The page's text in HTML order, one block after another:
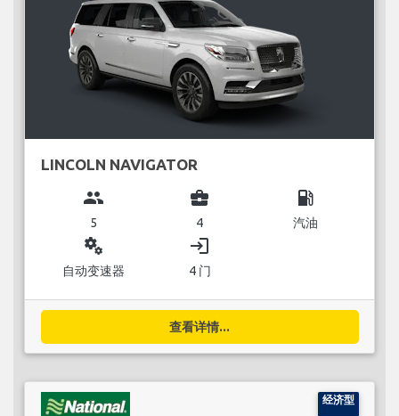
LINCOLN NAVIGATOR
group
5
business_center
4
local_gas_station
汽油
miscellaneous_services
自动变速器
login
4 门
查看详情...
经济型